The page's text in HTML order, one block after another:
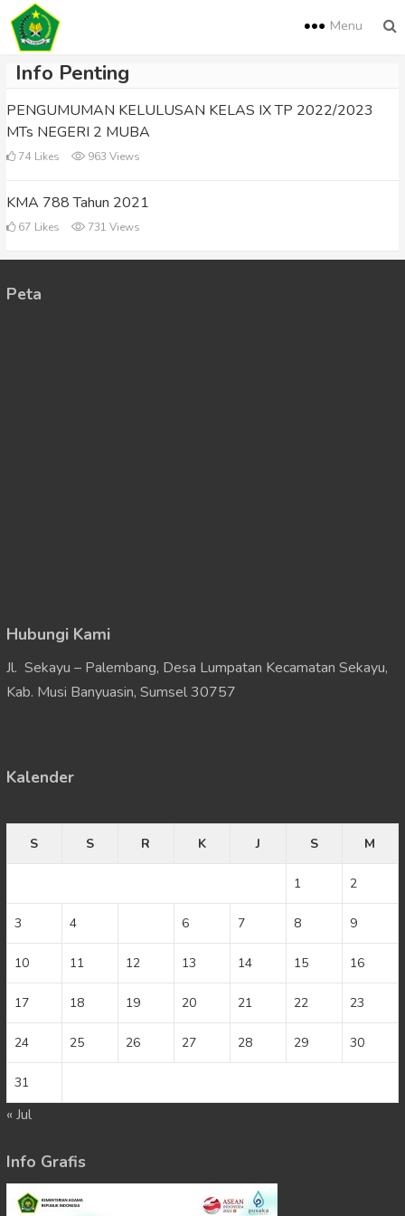
Menu
Info Penting
PENGUMUMAN KELULUSAN KELAS IX TP 2022/2023
MTs NEGERI 2 MUBA
74 Likes 963 Views
KMA 788 Tahun 2021
67 Likes 731 Views
Peta
Hubungi Kami
Jl. Sekayu – Palembang, Desa Lumpatan Kecamatan Sekayu,
Kab. Musi Banyuasin, Sumsel 30757
Kalender
S
S R K J S M
1 2
3 4 6 7 8 9
10 11 12 13 14 15 16
17 18 19 20 21 22 23
24 25 26 27 28 29 30
31
« Jul
Info Grafis